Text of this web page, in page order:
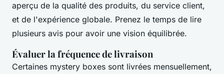
aperçu de la qualité des produits, du service client,
et de l'expérience globale. Prenez le temps de lire
plusieurs avis pour avoir une vision équilibrée.
Évaluer la fréquence de livraison
Certaines mystery boxes sont livrées mensuellement,